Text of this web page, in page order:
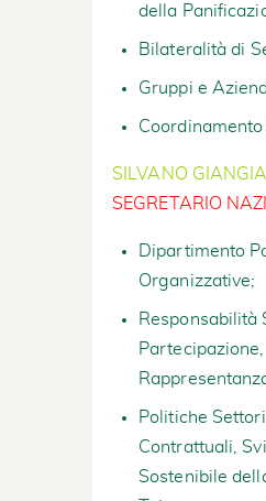
della
Bilateralità di
Gruppi e
Coordinamento
SILVANO
SEGRETARIO
Dipartimento
Organizzative;
Responsabilità
Partecipazione,
Politiche
Contrattuali,
Sostenibile